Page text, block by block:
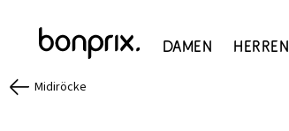
Damen Herren
Midiröcke